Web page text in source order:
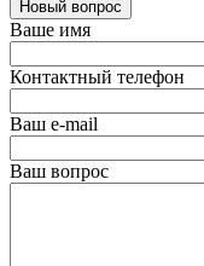
Новый вопрос
Ваше имя
Контактный телефон
Ваш e-mail
Ваш вопрос